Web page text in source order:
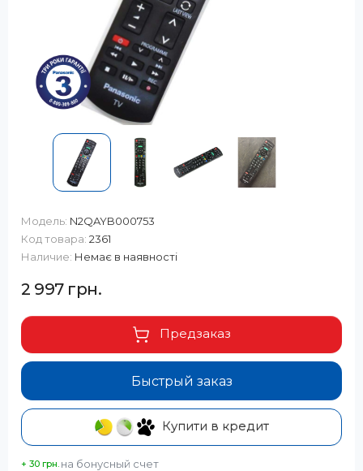
Модель: N2QAYB000753
Код товара: 2361
Наличие: Немає в наявності
2 997 грн.
Быстрый заказ
Предзаказ
Купити в кредит
+ 30 грн. на бонусный счет